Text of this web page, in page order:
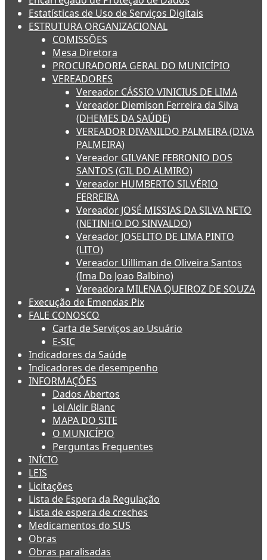
Estatísticas de Uso de Serviços Digitais
ESTRUTURA ORGANIZACIONAL
COMISSÕES
Mesa Diretora
PROCURADORIA GERAL DO MUNICÍPIO
VEREADORES
Vereador CÁSSIO VINICIUS DE LIMA
Vereador Diemison Ferreira da Silva
(DHEMES DA SAÚDE)
VEREADOR DIVANILDO PALMEIRA (DIVA
PALMEIRA)
Vereador GILVANE FEBRONIO DOS
SANTOS (GIL DO ALMIRO)
Vereador HUMBERTO SILVÉRIO
FERREIRA
Vereador JOSÉ MISSIAS DA SILVA NETO
(NETINHO DO SINVALDO)
Vereador JOSELITO DE LIMA PINTO
(LITO)
Vereador Uilliman de Oliveira Santos
(Ima Do Joao Balbino)
Vereadora MILENA QUEIROZ DE SOUZA
Execução de Emendas Pix
FALE CONOSCO
Carta de Serviços ao Usuário
E-SIC
Indicadores da Saúde
Indicadores de desempenho
INFORMAÇÕES
Dados Abertos
Lei Aldir Blanc
MAPA DO SITE
O MUNICÍPIO
Perguntas Frequentes
INÍCIO
LEIS
Licitações
Lista de Espera da Regulação
Lista de espera de creches
Medicamentos do SUS
Obras
Obras paralisadas